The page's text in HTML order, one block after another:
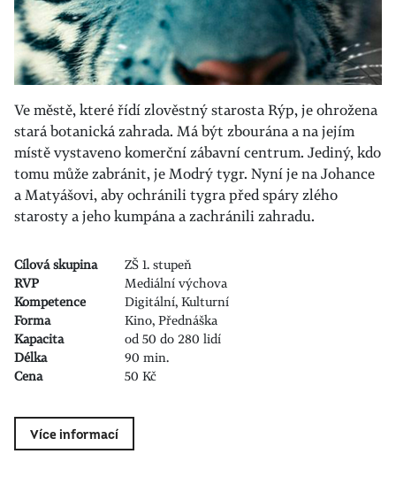
Ve městě, které řídí zlověstný starosta Rýp, je ohrožena
stará botanická zahrada. Má být zbourána a na jejím
místě vystaveno komerční zábavní centrum. Jediný, kdo
tomu může zabránit, je Modrý tygr. Nyní je na Johance
a Matyášovi, aby ochránili tygra před spáry zlého
starosty a jeho kumpána a zachránili zahradu.
Cílová skupina
ZŠ 1. stupeň
RVP
Mediální výchova
Kompetence
Digitální, Kulturní
Forma
Kino, Přednáška
Kapacita
od 50 do 280 lidí
Délka
90 min.
Cena
50 Kč
Více informací